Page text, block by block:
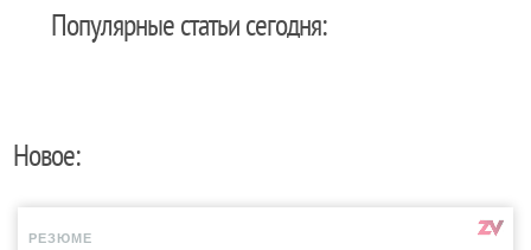
Популярные статьи сегодня:
Новое:
РЕЗЮМЕ